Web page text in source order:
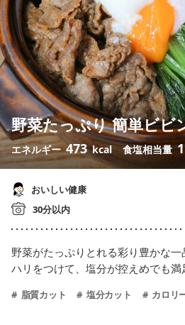
野菜たっぷり 簡単ビビ
エネルギー473 kcal 食塩相当量
おいしい健康
30分以内
野菜がたっぷりとれる彩り豊かな
ハリをつけて、塩分が控えめでも満
脂質カット 塩分カット カロリ